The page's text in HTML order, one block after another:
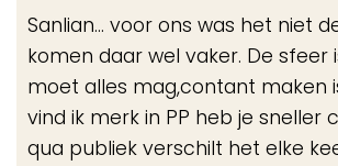
Sanlian… voor ons was het niet
komen daar wel vaker. De sfeer
moet alles mag,contant maken
vind ik merk in PP heb je sneller
qua publiek verschilt het elke